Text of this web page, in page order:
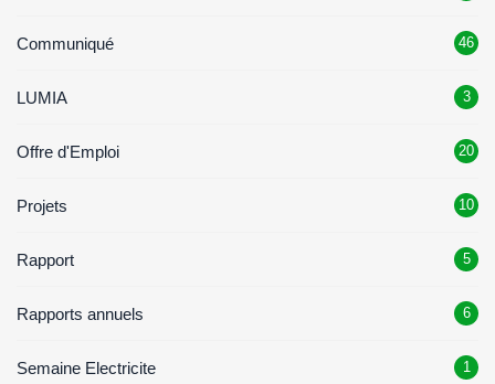
Communiqué 46
LUMIA 3
Offre d'Emploi 20
Projets 10
Rapport 5
Rapports annuels 6
Semaine Electricite 1